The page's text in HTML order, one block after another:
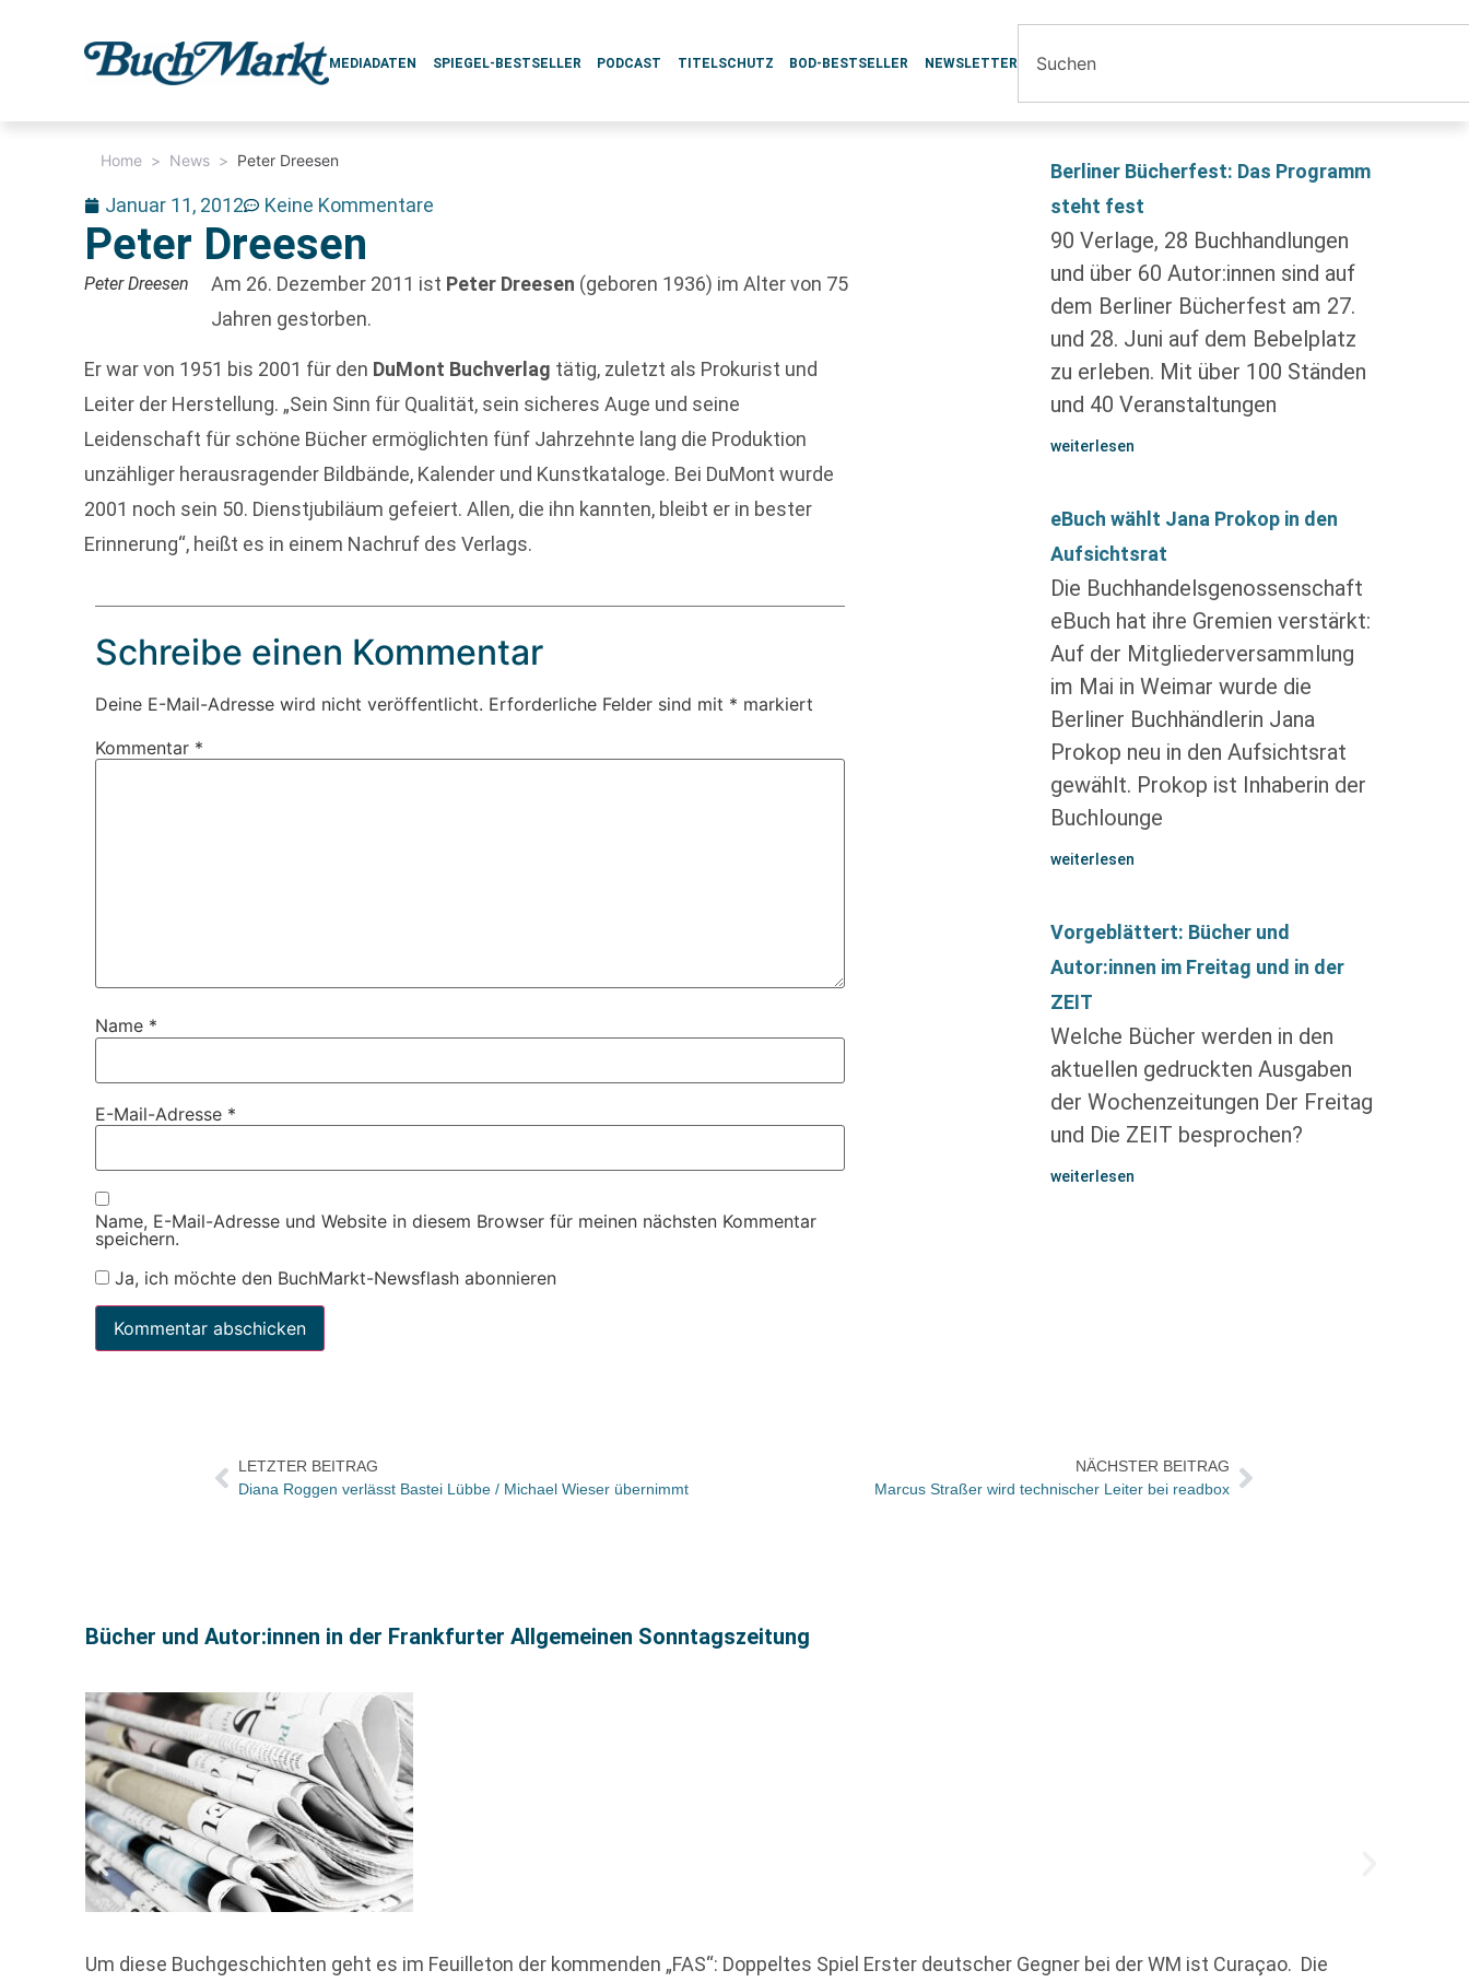
MEDIADATEN SPIEGEL-BESTSELLER PODCAST TITELSCHUTZ BOD-BESTSELLER NEWSLETTER
Home > News > Peter Dreesen
Januar 11, 2012 Keine Kommentare
Peter Dreesen
Peter Dreesen Am 26. Dezember 2011 ist Peter Dreesen (geboren 1936) im Alter von 75
Jahren gestorben.
Er war von 1951 bis 2001 für den DuMont Buchverlag tätig, zuletzt als Prokurist und
Leiter der Herstellung. „Sein Sinn für Qualität, sein sicheres Auge und seine
Leidenschaft für schöne Bücher ermöglichten fünf Jahrzehnte lang die Produktion
unzähliger herausragender Bildbände, Kalender und Kunstkataloge. Bei DuMont wurde
2001 noch sein 50. Dienstjubiläum gefeiert. Allen, die ihn kannten, bleibt er in bester
Erinnerung“, heißt es in einem Nachruf des Verlags.
Schreibe einen Kommentar
Deine E-Mail-Adresse wird nicht veröffentlicht. Erforderliche Felder sind mit * markiert
Kommentar *
Name *
E-Mail-Adresse *
Name, E-Mail-Adresse und Website in diesem Browser für meinen nächsten Kommentar
speichern.
Ja, ich möchte den BuchMarkt-Newsflash abonnieren
Berliner Bücherfest: Das Programm
steht fest
90 Verlage, 28 Buchhandlungen
und über 60 Autor:innen sind auf
dem Berliner Bücherfest am 27.
und 28. Juni auf dem Bebelplatz
zu erleben. Mit über 100 Ständen
und 40 Veranstaltungen
weiterlesen
eBuch wählt Jana Prokop in den
Aufsichtsrat
Die Buchhandelsgenossenschaft
eBuch hat ihre Gremien verstärkt:
Auf der Mitgliederversammlung
im Mai in Weimar wurde die
Berliner Buchhändlerin Jana
Prokop neu in den Aufsichtsrat
gewählt. Prokop ist Inhaberin der
Buchlounge
weiterlesen
Vorgeblättert: Bücher und
Autor:innen im Freitag und in der
ZEIT
Welche Bücher werden in den
aktuellen gedruckten Ausgaben
der Wochenzeitungen Der Freitag
und Die ZEIT besprochen?
weiterlesen
LETZTER BEITRAG
Diana Roggen verlässt Bastei Lübbe / Michael Wieser übernimmt
NÄCHSTER BEITRAG
Marcus Straßer wird technischer Leiter bei readbox
Bücher und Autor:innen in der Frankfurter Allgemeinen Sonntagszeitung
Um diese Buchgeschichten geht es im Feuilleton der kommenden „FAS“: Doppeltes Spiel Erster deutscher Gegner bei der WM ist Curaçao. Die